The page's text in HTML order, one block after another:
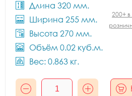
Длина 320 мм.
Ширина 255 мм.
Высота 270 мм.
Объём 0.02 куб.м.
Вес: 0.863 кг.
200+